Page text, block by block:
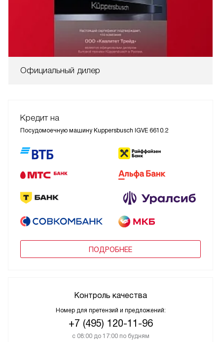
Официальный дилер
Кредит на
Посудомоечную машину Kuppersbusch IGVE 6610.2
ПОДРОБНЕЕ
Контроль качества
Номер для претензий и предложений:
+7 (495) 120-11-96
с 08:00 до 17:00 по будням